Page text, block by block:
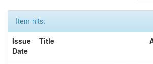
Item hits:
Issue
Date
Title